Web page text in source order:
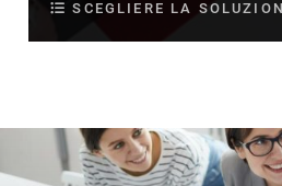
SCEGLIERE LA